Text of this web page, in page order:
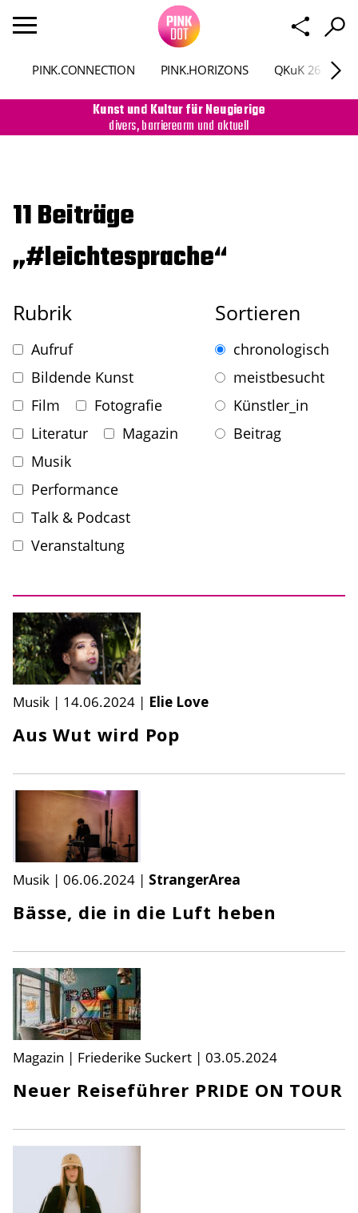
PINK.CONNECTION PINK.HORIZONS QKuK 26
Kunst und Kultur für Neugierige
divers, barrierearm und aktuell
11 Beiträge
„#leichtesprache“
Rubrik
Aufruf
Bildende Kunst
Film
Fotografie
Literatur
Magazin
Musik
Performance
Talk & Podcast
Veranstaltung
Sortieren
chronologisch
meistbesucht
Künstler_in
Beitrag
Musik | 14.06.2024 | Elie Love
Aus Wut wird Pop
Musik | 06.06.2024 | StrangerArea
Bässe, die in die Luft heben
Magazin | Friederike Suckert | 03.05.2024
Neuer Reiseführer PRIDE ON TOUR